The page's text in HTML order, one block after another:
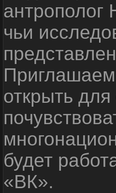
антрополог
чьи
открыть
будет
«ВК».